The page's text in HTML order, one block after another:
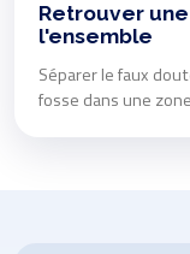
Retrouver
l'ensemble
Séparer le faux
fosse dans une